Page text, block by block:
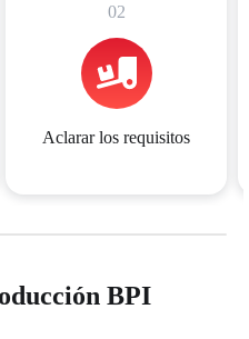
02
Aclarar los requisitos
BPI